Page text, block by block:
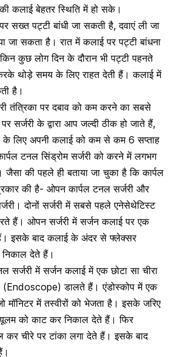
कलाई बेहतर स्थिति में हो सके।
सख्त पट्टी बांधी जा सकती है, दवाएं ली जा
जा सकता है। रात में कलाई पर पट्टी बांधना
कुछ लोग दिन के दौरान भी पट्टी पहनते
थोड़े समय के लिए राहत देती हैं। कलाई में
है।
तंत्रिका पर दबाव को कम करने का सबसे
सर्जरी के द्वारा आप जल्दी ठीक हो जाते हैं,
के लिए अपनी कलाई को कम से कम 6 सप्ताह
टनल सिंड्रोम सर्जरी को करने में लगभग
की पहले ही बताया जा चुका है कि कार्पल
की है- ओपन कार्पल टनल सर्जरी और
दोनों सर्जरी में सबसे पहले एनेसेथेटिस्ट
हैं। ओपन सर्जरी में सर्जन कलाई पर एक
इसके बाद कलाई के अंदर से फ्लेक्सर
देते हैं।
सर्जरी में सर्जन कलाई में एक छोटा सा चीरा
(Endoscope) डालते हैं। एंडोस्कोप में एक
मॉनिटर में तस्वीरों को भेजता है। इसके जरिए
को काट कर निकाल देते हैं। फिर
कर चीरे पर टांका लगा देते हैं। इसके बाद